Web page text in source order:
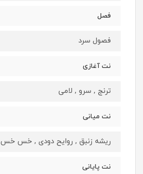
فصل
فصول سرد
نت آغازی
ترنج , سرو , لامی
نت میانی
ریشه زنبق , روایح دودی , خس خس
نت پایانی